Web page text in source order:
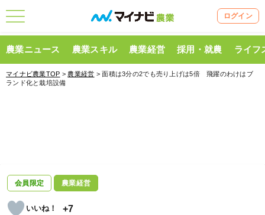
ログイン
農業ニュース 農業スキル 農業経営 採用・就農 ライフ
マイナビ農業TOP > 農業経営 > 面積は3分の2でも売り上げは5倍 飛躍のわけはブ
ランド化と栽培設備
会員限定 農業経営
+7